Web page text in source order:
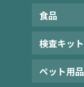
食品
検査キット
ペット用品